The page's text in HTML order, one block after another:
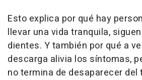
Esto explica por qué hay
llevar una vida tranquila,
dientes. Y también por qué a
descarga alivia los síntomas,
no termina de desaparecer del